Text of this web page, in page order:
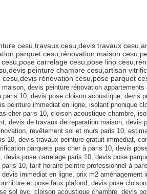
cesu,travaux cesu,devis travaux
parquet cesu,rénovation maison
carrelage cesu,pose lino
peinture chambre cesu,artisan
rénovation cesu,pose parquet
devis peinture rénovation
10, devis pose cloison acoustique, devis
peinture immediat en ligne, isolant phonique
cher paris 10, cloison acoustique chambre,
devis de travaux de reparation maison, devis
revêtement sol et murs paris 10,
10, devis travaux peinture gratuit immédiat,
parquets pas cher à paris 10, devis
devis pose carrelage paris 10, devis pose
10, tarif horaire peintre professionnel à
immediat en ligne, prix m2 aménagement
et pose faux plafond, devis pose
sol pvc, cloison acoustique chambre, devis